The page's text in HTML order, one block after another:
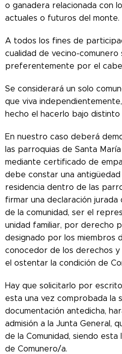
o ganadera relacionada con
actuales o futuros del monte.
A todos los fines de
cualidad de vecino-
preferentemente por el
Se considerará un solo
que viva
hecho el hacerlo bajo distinto
En nuestro caso deberá
las parroquias de Santa
mediante certificado de
debe constar una antigüedad
residencia dentro de las
firmar una declaración
de la comunidad, ser el
unidad familiar, por derecho
designado por los miembros
conocedor de los derechos y
el ostentar la condición de
Hay que solicitarlo por
esta una vez comprobada la
documentación antedicha,
admisión a la Junta General,
de la Comunidad, siendo
de Comunero/a.